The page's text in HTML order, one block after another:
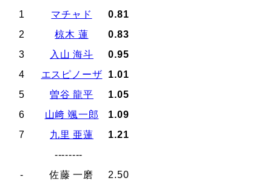
1
マチャド
0.81
2
椋木 蓮
0.83
3
入山 海斗
0.95
4
エスピノーザ
1.01
5
曽谷 龍平
1.05
6
山﨑 颯一郎
1.09
7
九里 亜蓮
1.21
--------
-
佐藤 一磨 2.50